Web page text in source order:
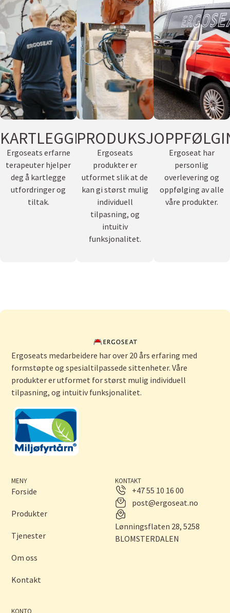
KARTLEGGING
Ergoseats erfarne
terapeuter hjelper
deg å kartlegge
utfordringer og
tiltak.
PRODUKSJON
Ergoseats
produkter er
utformet slik at de
kan gi størst mulig
individuell
tilpasning, og
intuitiv
funksjonalitet.
Ergoseat har
personlig
overlevering og
oppfølging av alle
våre produkter.
Ergoseats medarbeidere har over 20 års erfaring med
formstøpte og spesialtilpassede sittenheter. Våre
produkter er utformet for størst mulig individuell
tilpasning, og intuitiv funksjonalitet.
MENY
Forside
Produkter
Tjenester
Om oss
Kontakt
KONTAKT
+47 55 10 16 00
post@ergoseat.no
Lønningsflaten 28, 5258
BLOMSTERDALEN
KONTO